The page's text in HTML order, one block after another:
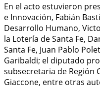
En el acto estuvieron
e Innovación, Fabián
Desarrollo Humano,
la Lotería de Santa Fe,
Santa Fe, Juan Pablo
Garibaldi; el diputado
subsecretaria de Región
Giaccone, entre otras